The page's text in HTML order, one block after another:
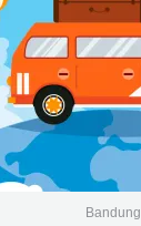
Bandung